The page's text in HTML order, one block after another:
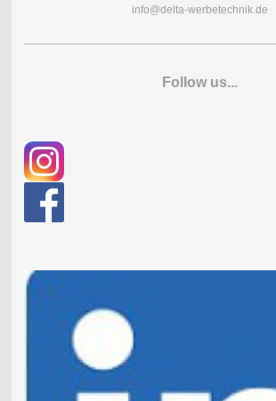
info@delta-werbetechnik.de
Follow us...